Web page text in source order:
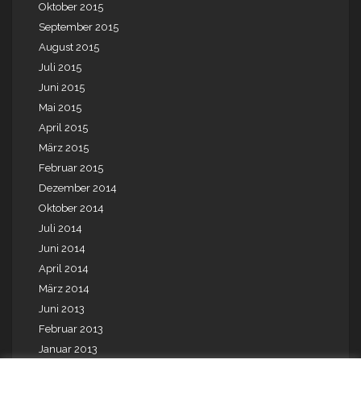
Oktober 2015
September 2015
August 2015
Juli 2015
Juni 2015
Mai 2015
April 2015
März 2015
Februar 2015
Dezember 2014
Oktober 2014
Juli 2014
Juni 2014
April 2014
März 2014
Juni 2013
Februar 2013
Januar 2013